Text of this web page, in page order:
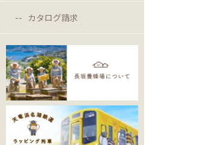
カタログ請求